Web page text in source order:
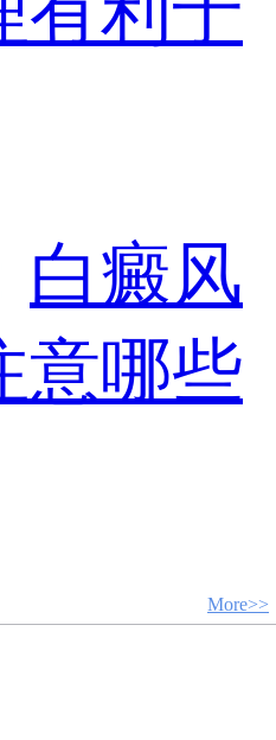
白癜风
意哪些
More>>